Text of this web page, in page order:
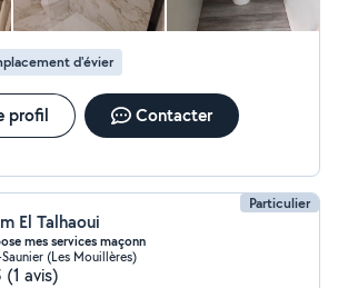
d'évier
profil Contacter
Particulier
El Talhaoui
mes services maçonn
(Les Mouillères)
(1 avis)